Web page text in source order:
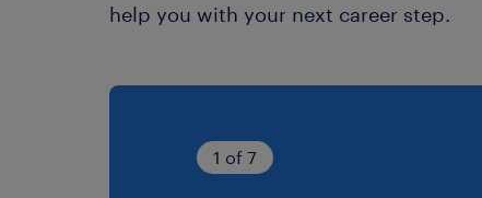
help you with your next career step.
1 of 7